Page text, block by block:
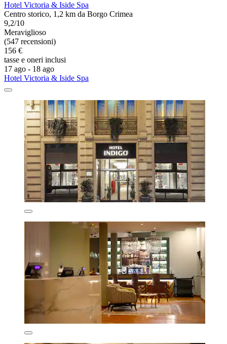
Hotel Victoria & Iside Spa
Centro storico, 1,2 km da Borgo Crimea
9,2/10
Meraviglioso
(547 recensioni)
156 €
tasse e oneri inclusi
17 ago - 18 ago
Hotel Victoria & Iside Spa